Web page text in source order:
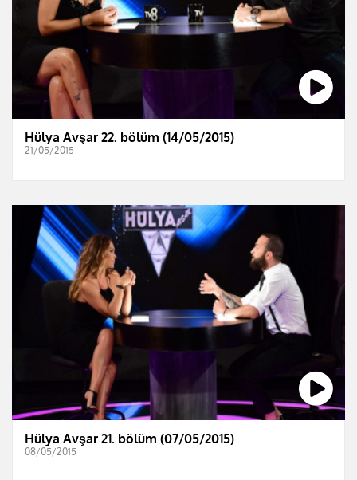
Hülya Avşar 22. bölüm (14/05/2015)
21/05/2015
Hülya Avşar 21. bölüm (07/05/2015)
08/05/2015